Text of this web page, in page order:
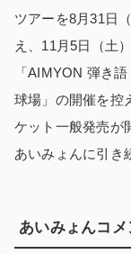
ツアーを8月31日
え、11月5日（土
「AIMYON 弾き
球場」の開催を控
ケット一般発売が
あいみょんに引き
あいみょんコメ